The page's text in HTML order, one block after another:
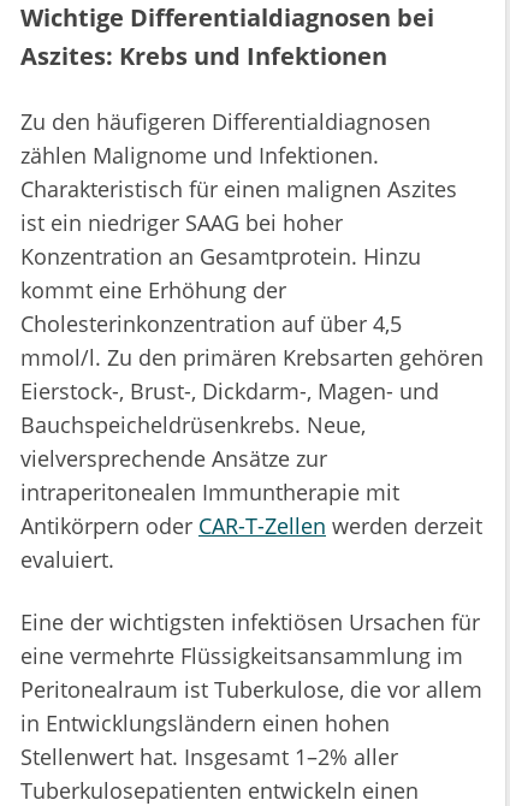
Wichtige Differentialdiagnosen bei
Aszites: Krebs und Infektionen
Zu den häufigeren Differentialdiagnosen
zählen Malignome und Infektionen.
Charakteristisch für einen malignen Aszites
ist ein niedriger SAAG bei hoher
Konzentration an Gesamtprotein. Hinzu
kommt eine Erhöhung der
Cholesterinkonzentration auf über 4,5
mmol/l. Zu den primären Krebsarten gehören
Eierstock-, Brust-, Dickdarm-, Magen- und
Bauchspeicheldrüsenkrebs. Neue,
vielversprechende Ansätze zur
intraperitonealen Immuntherapie mit
Antikörpern oder CAR-T-Zellen werden derzeit
evaluiert.
Eine der wichtigsten infektiösen Ursachen für
eine vermehrte Flüssigkeitsansammlung im
Peritonealraum ist Tuberkulose, die vor allem
in Entwicklungsländern einen hohen
Stellenwert hat. Insgesamt 1–2% aller
Tuberkulosepatienten entwickeln einen